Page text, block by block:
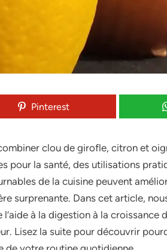
Pinterest
clou de girofle, citron et
pour la santé, des utilisations
de la cuisine peuvent
surprenante. Dans cet article,
à la digestion à la croissance
Lisez la suite pour découvrir